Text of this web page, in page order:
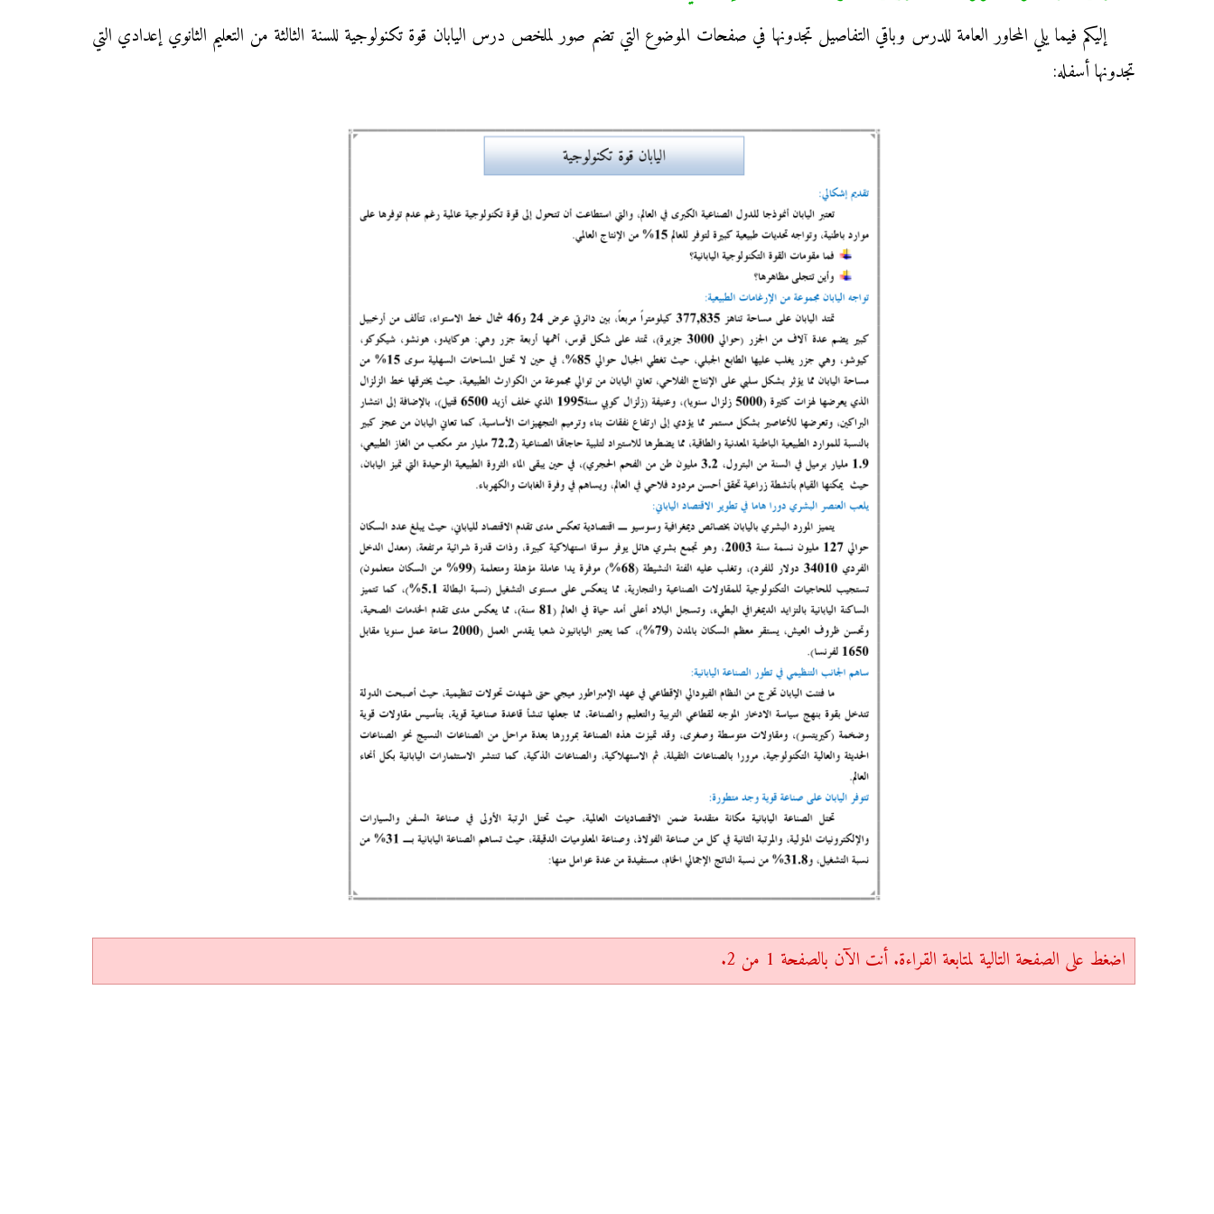
إليكم فيما يلي المحاور العامة للدرس وباقي التفاصيل تجدونها في صفحات الموضوع التي تضم صور لملخص درس اليابان قوة تكنولوجية‬‬ للسنة الثالثة من التعليم الثانوي إعدادي التي
تجدونها أسفله:
اضغط على الصفحة التالية لمتابعة القراءة. أنت الآن بالصفحة 1 من 2.